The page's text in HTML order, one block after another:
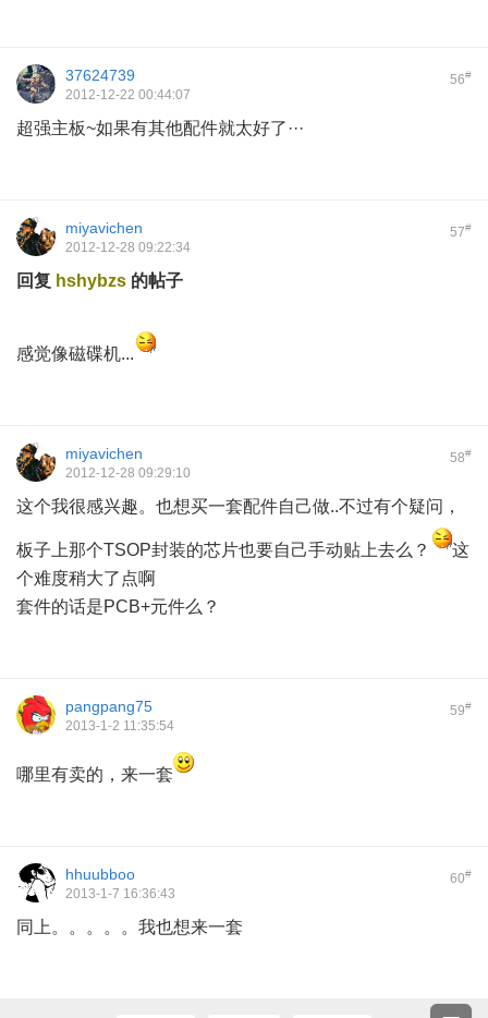
56#
37624739
2012-12-22 00:44:07
超强主板~如果有其他配件就太好了···
57#
miyavichen
2012-12-28 09:22:34
回复 hshybzs 的帖子
感觉像磁碟机...
58#
miyavichen
2012-12-28 09:29:10
这个我很感兴趣。也想买一套配件自己做..不过有个疑问，
板子上那个TSOP封装的芯片也要自己手动贴上去么？
这
个难度稍大了点啊
套件的话是PCB+元件么？
59#
pangpang75
2013-1-2 11:35:54
哪里有卖的，来一套
60#
hhuubboo
2013-1-7 16:36:43
同上。。。。。我也想来一套